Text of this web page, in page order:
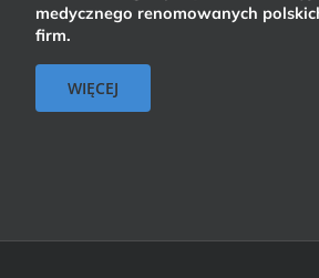
medycznego renomowanych
firm.
WIĘCEJ